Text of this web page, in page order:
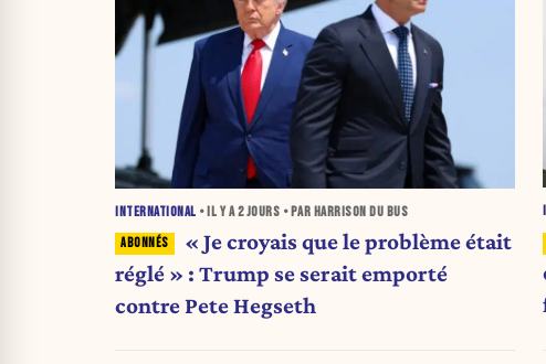
INTERNATIONAL • IL Y A2 JOURS • PAR HARRISON DU BUS
« Je croyais que le problème était
réglé » : Trump se serait emporté
contre Pete Hegseth